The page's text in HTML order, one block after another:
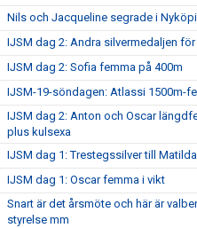
Nils och Jacqueline segrade i
IJSM dag 2: Andra silvermedaljen
IJSM dag 2: Sofia femma på 400m
IJSM-19-söndagen: Atlassi 1500m-
IJSM dag 2: Anton och Oscar
plus kulsexa
IJSM dag 1: Trestegssilver till Matilda
IJSM dag 1: Oscar femma i vikt
Snart är det årsmöte och här är
styrelse mm